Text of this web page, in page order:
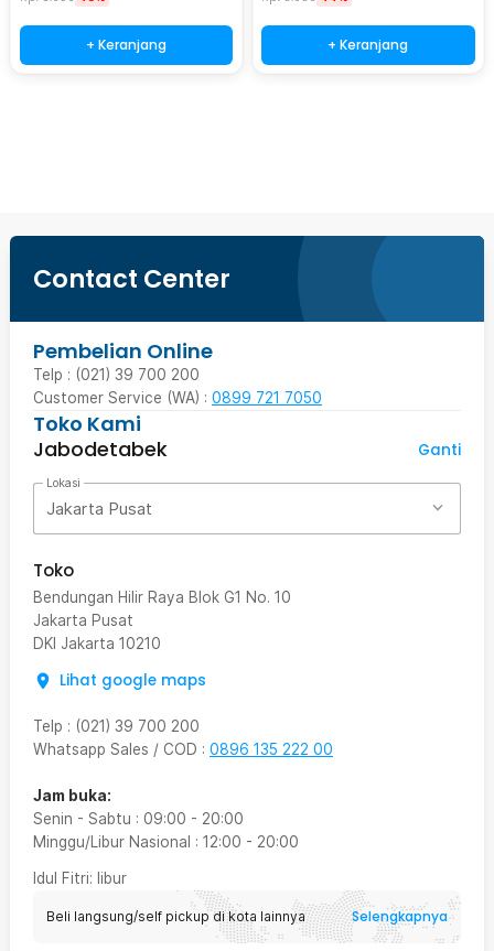
+ Keranjang + Keranjang
Contact Center
Pembelian Online
Telp : (021) 39 700 200
Customer Service (WA) : 0899 721 7050
Toko Kami
Jabodetabek
Ganti
Lokasi
Jakarta Pusat
Toko
Bendungan Hilir Raya Blok G1 No. 10
Jakarta Pusat
DKI Jakarta 10210
Lihat google maps
Telp : (021) 39 700 200
Whatsapp Sales / COD : 0896 135 222 00
Jam buka:
Senin - Sabtu : 09:00 - 20:00
Minggu/Libur Nasional : 12:00 - 20:00
Idul Fitri: libur
Beli langsung/self pickup di kota lainnya Selengkapnya